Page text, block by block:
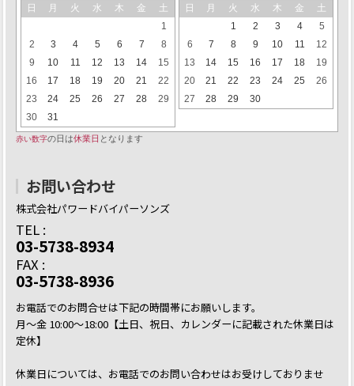
お問い合わせ
株式会社パワードバイパーソンズ
TEL :
03-5738-8934
FAX :
03-5738-8936
お電話でのお問合せは下記の時間帯にお願いします。
月～金 10:00～18:00【土日、祝日、カレンダーに記載された休業日は
定休】
休業日については、お電話でのお問い合わせはお受けしておりませ